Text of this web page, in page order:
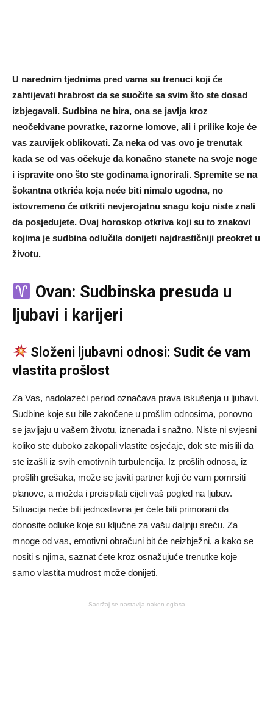
U narednim tjednima pred vama su trenuci koji će
zahtijevati hrabrost da se suočite sa svim što ste dosad
izbjegavali. Sudbina ne bira, ona se javlja kroz
neočekivane povratke, razorne lomove, ali i prilike koje će
vas zauvijek oblikovati. Za neka od vas ovo je trenutak
kada se od vas očekuje da konačno stanete na svoje noge
i ispravite ono što ste godinama ignorirali. Spremite se na
šokantna otkrića koja neće biti nimalo ugodna, no
istovremeno će otkriti nevjerojatnu snagu koju niste znali
da posjedujete. Ovaj horoskop otkriva koji su to znakovi
kojima je sudbina odlučila donijeti najdrastičniji preokret u
životu.
Ovan: Sudbinska presuda u
ljubavi i karijeri
Složeni ljubavni odnosi: Sudit će vam
vlastita prošlost
Za Vas, nadolazeći period označava prava iskušenja u ljubavi.
Sudbine koje su bile zakočene u prošlim odnosima, ponovno
se javljaju u vašem životu, iznenada i snažno. Niste ni svjesni
koliko ste duboko zakopali vlastite osjećaje, dok ste mislili da
ste izašli iz svih emotivnih turbulencija. Iz prošlih odnosa, iz
prošlih grešaka, može se javiti partner koji će vam pomrsiti
planove, a možda i preispitati cijeli vaš pogled na ljubav.
Situacija neće biti jednostavna jer ćete biti primorani da
donosite odluke koje su ključne za vašu daljnju sreću. Za
mnoge od vas, emotivni obračuni bit će neizbježni, a kako se
nositi s njima, saznat ćete kroz osnažujuće trenutke koje
samo vlastita mudrost može donijeti.
Sadržaj se nastavlja nakon oglasa